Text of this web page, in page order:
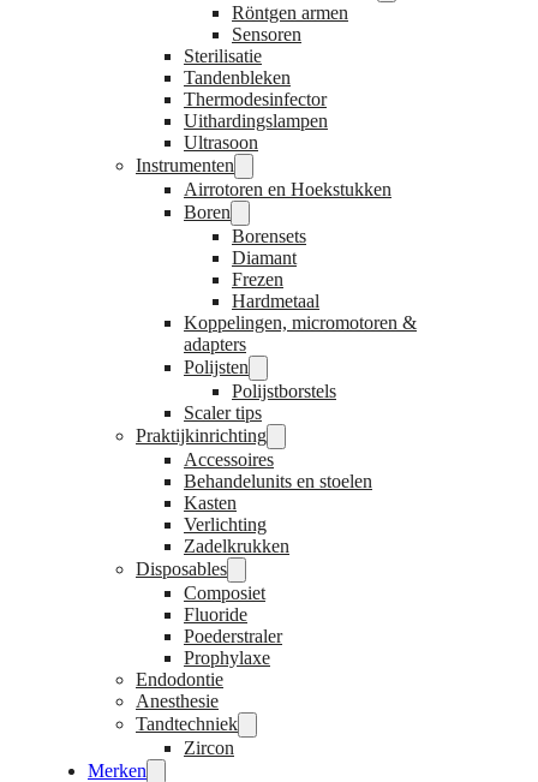
Röntgen armen
Sensoren
Sterilisatie
Tandenbleken
Thermodesinfector
Uithardingslampen
Ultrasoon
Instrumenten
Airrotoren en Hoekstukken
Boren
Borensets
Diamant
Frezen
Hardmetaal
Koppelingen, micromotoren &
adapters
Polijsten
Polijstborstels
Scaler tips
Praktijkinrichting
Accessoires
Behandelunits en stoelen
Kasten
Verlichting
Zadelkrukken
Disposables
Composiet
Fluoride
Poederstraler
Prophylaxe
Endodontie
Anesthesie
Tandtechniek
Zircon
Merken